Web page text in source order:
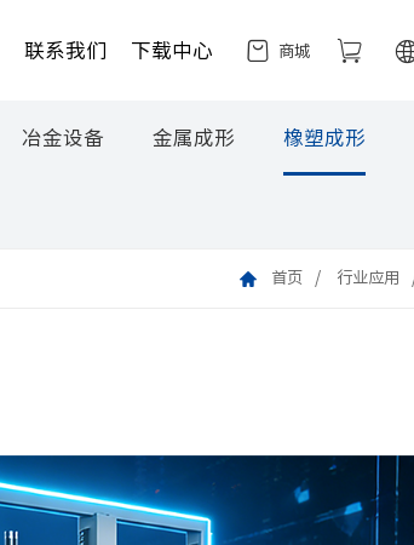
联系我们 下载中心 商城
冶金设备 金属成形 橡塑成形
首页 行业应用